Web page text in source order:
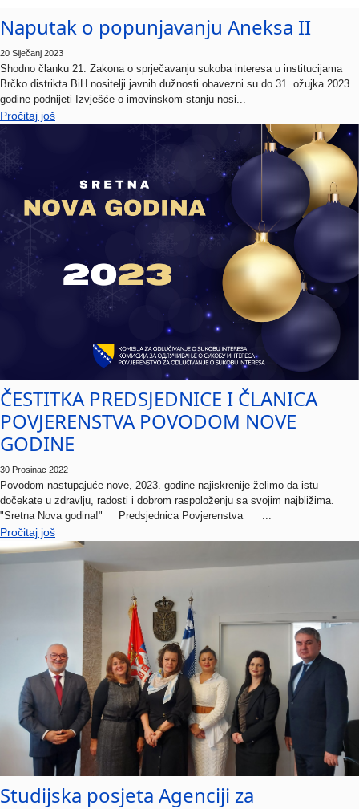
Naputak o popunjavanju Aneksa II
20 Siječanj 2023
Shodno članku 21. Zakona o sprječavanju sukoba interesa u institucijama
Brčko distrikta BiH nositelji javnih dužnosti obavezni su do 31. ožujka 2023.
godine podnijeti Izvješće o imovinskom stanju nosi...
Pročitaj još
ČESTITKA PREDSJEDNICE I ČLANICA
POVJERENSTVA POVODOM NOVE
GODINE
Povodom nastupajuće nove, 2023. godine najiskrenije želimo da istu
dočekate u zdravlju, radosti i dobrom raspoloženju sa svojim najbližima.
"Sretna Nova godina!" Predsjednica Povjerenstva ...
Pročitaj još
Studijska posjeta Agenciji za